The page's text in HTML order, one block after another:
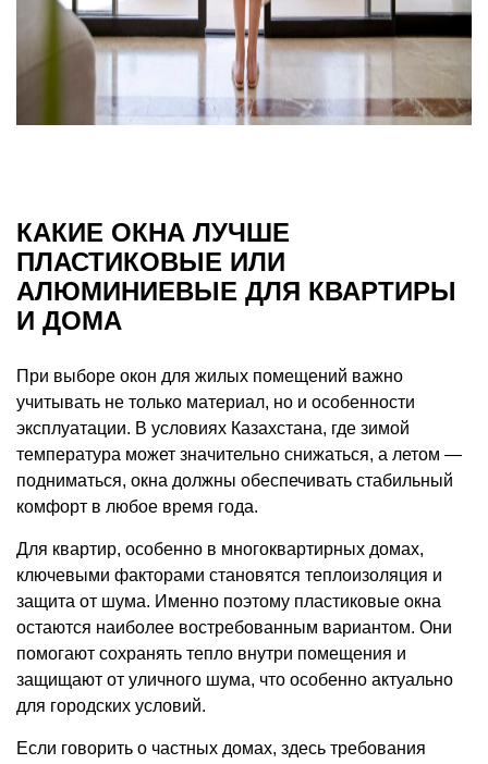
КАКИЕ ОКНА ЛУЧШЕ
ПЛАСТИКОВЫЕ ИЛИ
АЛЮМИНИЕВЫЕ ДЛЯ КВАРТИРЫ
И ДОМА
При выборе окон для жилых помещений важно
учитывать не только материал, но и особенности
эксплуатации. В условиях Казахстана, где зимой
температура может значительно снижаться, а летом —
подниматься, окна должны обеспечивать стабильный
комфорт в любое время года.
Для квартир, особенно в многоквартирных домах,
ключевыми факторами становятся теплоизоляция и
защита от шума. Именно поэтому пластиковые окна
остаются наиболее востребованным вариантом. Они
помогают сохранять тепло внутри помещения и
защищают от уличного шума, что особенно актуально
для городских условий.
Если говорить о частных домах, здесь требования